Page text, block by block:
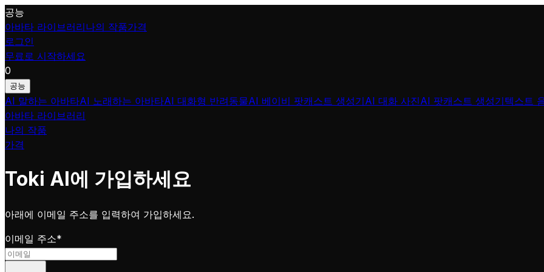
공능
아바타 라이브러리나의 작품가격
로그인
무료로 시작하세요
0
공능
AI 말하는 아바타AI 노래하는 아바타AI 대화형 반려동물AI 베이비 팟캐스트 생성기AI 대화 사진AI 팟캐스트 생성기텍스트
아바타 라이브러리
나의 작품
가격
Toki AI에 가입하세요
아래에 이메일 주소를 입력하여 가입하세요.
이메일 주소*